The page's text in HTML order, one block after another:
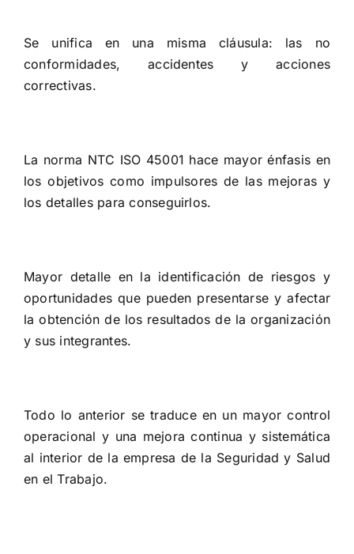
Se unifica en una misma cláusula: las no
conformidades, accidentes y acciones
correctivas.
La norma NTC ISO 45001 hace mayor énfasis en
los objetivos como impulsores de las mejoras y
los detalles para conseguirlos.
Mayor detalle en la identificación de riesgos y
oportunidades que pueden presentarse y afectar
la obtención de los resultados de la organización
y sus integrantes.
Todo lo anterior se traduce en un mayor control
operacional y una mejora continua y sistemática
al interior de la empresa de la Seguridad y Salud
en el Trabajo.